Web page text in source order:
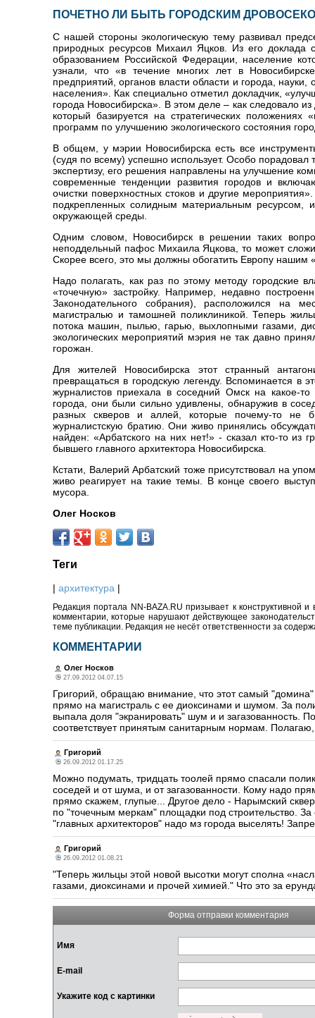
ПОЧЕТНО ЛИ БЫТЬ ГОРОДСКИМ
С нашей стороны экологическую тему развивал
природных ресурсов Михаил Яцков. Из его доклада
образованием Российской Федерации, население
узнали, что «в течение многих лет в
предприятий, органов власти области и города,
населения». Как специально отметил докладчик,
города Новосибирска». В этом деле – как следовало
который базируется на стратегических положениях
программ по улучшению экологического состояния
В общем, у мэрии Новосибирска есть все
(судя по всему) успешно использует. Особо порадовал
экспертизу, его решения направлены на улучшение
современные тенденции развития городов и
очистки поверхностных стоков и другие
подкрепленных солидным материальным
окружающей среды.
Одним словом, Новосибирск в решении таких
неподдельный пафос Михаила Яцкова, то может
Скорее всего, это мы должны обогатить Европу
Надо полагать, как раз по этому методу городские
«точечную» застройку. Например, недавно
Законодательного собрания), расположился на
магистралью и тамошней поликлиникой. Теперь
потока машин, пылью, гарью, выхлопными газами,
экологических мероприятий мэрия не так давно
горожан.
Для жителей Новосибирска этот странный
превращаться в городскую легенду. Вспоминается в
журналистов приехала в соседний Омск на какое-
города, они были сильно удивлены, обнаружив в
разных скверов и аллей, которые почему-то не
журналистскую братию. Они живо принялись
найден: «Арбатского на них нет!» - сказал кто-то из
бывшего главного архитектора Новосибирска.
Кстати, Валерий Арбатский тоже присутствовал на
живо реагирует на такие темы. В конце своего
мусора.
Олег Носков
Теги
| архитектура |
Редакция портала NN-BAZA.RU призывает к конструктивной
комментарии, которые нарушают действующее
теме публикации. Редакция не несёт ответственности за
КОММЕНТАРИИ
Олег Носков
27.09.2012 04.07.15
Григорий, обращаю внимание, что этот самый
прямо на магистраль с ее диоксинами и шумом. За
выпала доля "экранировать" шум и и
соответствует принятым санитарным нормам.
Григорий
26.09.2012 01.17.25
Можно подумать, тридцать тоолей прямо спасали
соседей и от шума, и от загазованности. Кому надо
прямо скажем, глупые... Другое дело - Нарымский
по "точечным меркам" площадки под строительство.
"главных архитекторов" надо мз города выселять!
Григорий
26.09.2012 01.08.21
"Теперь жильцы этой новой высотки могут сполна
газами, диоксинами и прочей химией." Что это за
Форма отправки комментария
Имя
E-mail
Укажите код с картинки